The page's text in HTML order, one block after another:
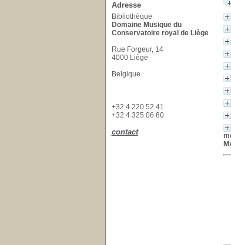
Adresse
Bibliothèque
Domaine Musique du
Conservatoire royal de Liège
Rue Forgeur, 14
4000 Liège
Belgique
+32 4 220 52 41
+32 4 325 06 80
contact